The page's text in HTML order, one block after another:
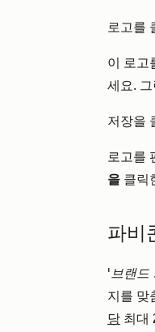
로고를
이 로고
세요.
저장을
로고를
을 클릭
파비
'브랜드
지를 맞
당 최대